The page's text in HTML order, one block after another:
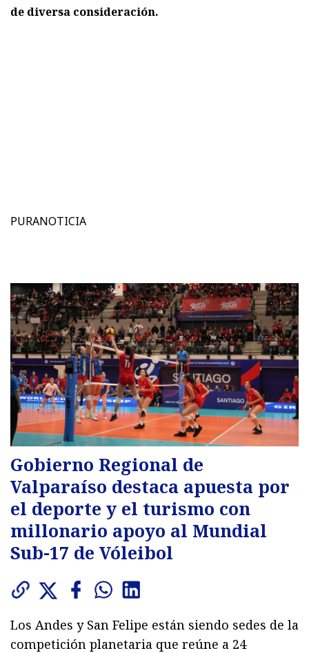
de diversa consideración.
PURANOTICIA
Gobierno Regional de
Valparaíso destaca apuesta por
el deporte y el turismo con
millonario apoyo al Mundial
Sub-17 de Vóleibol
Los Andes y San Felipe están siendo sedes de la
competición planetaria que reúne a 24